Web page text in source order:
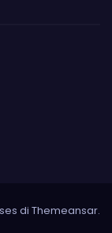
di Themeansar.